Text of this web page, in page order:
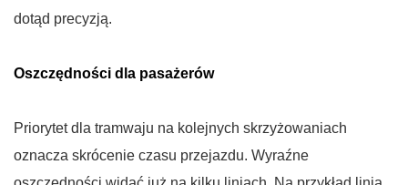
dotąd precyzją.
Oszczędności dla pasażerów
Priorytet dla tramwaju na kolejnych skrzyżowaniach
oznacza skrócenie czasu przejazdu. Wyraźne